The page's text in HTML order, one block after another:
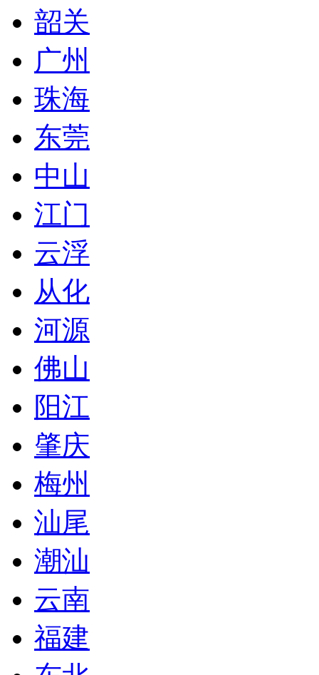
韶关
广州
珠海
东莞
中山
江门
云浮
从化
河源
佛山
阳江
肇庆
梅州
汕尾
潮汕
云南
福建